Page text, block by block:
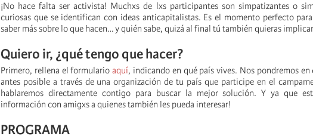
¡No hace falta ser activista! Muchxs de lxs participantes son simpatizantes o
curiosas que se identifican con ideas anticapitalistas. Es el momento perfecto
saber más sobre lo que hacen… y quién sabe, quizá al final tú también quieras
Quiero ir, ¿qué tengo que hacer?
Primero, rellena el formularioaquí, indicando en qué país vives. Nos pondremos
antes posible a través de una organización de tu país que participe en el
hablaremos directamente contigo para buscar la mejor solución. Y ya que
información con amigxs a quienes también les pueda interesar!
PROGRAMA